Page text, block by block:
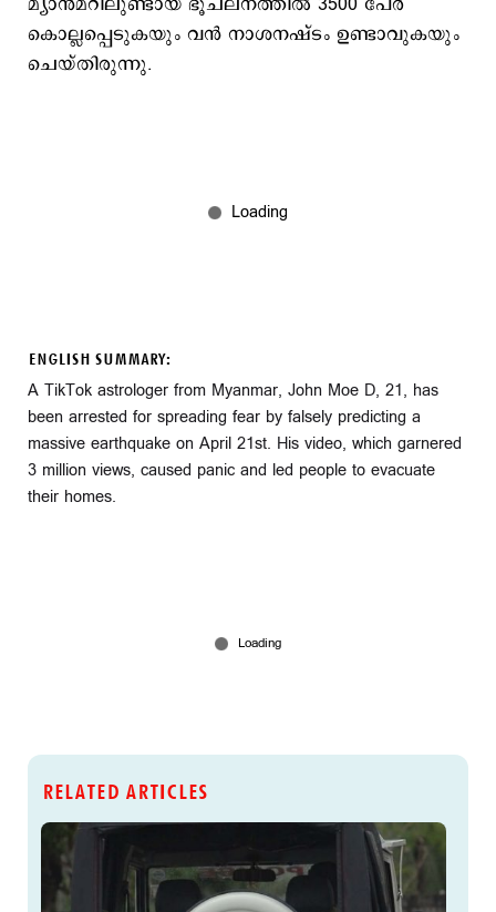
കൊല്ലപ്പെടുകയും വന്‍ നാശനഷ്ടം ഉണ്ടാവുകയും
ചെയ്തിരുന്നു.
ENGLISH SUMMARY:
A TikTok astrologer from Myanmar, John Moe D, 21, has
been arrested for spreading fear by falsely predicting a
massive earthquake on April 21st. His video, which garnered
3 million views, caused panic and led people to evacuate
their homes.
RELATED ARTICLES